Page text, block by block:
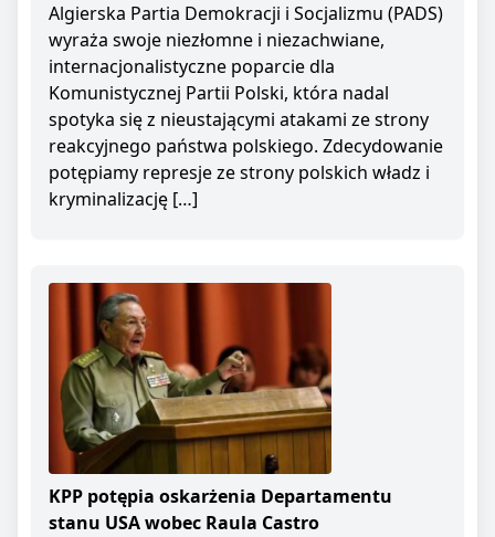
Algierska Partia Demokracji i Socjalizmu (PADS)
wyraża swoje niezłomne i niezachwiane,
internacjonalistyczne poparcie dla
Komunistycznej Partii Polski, która nadal
spotyka się z nieustającymi atakami ze strony
reakcyjnego państwa polskiego. Zdecydowanie
potępiamy represje ze strony polskich władz i
kryminalizację […]
KPP potępia oskarżenia Departamentu
stanu USA wobec Raula Castro